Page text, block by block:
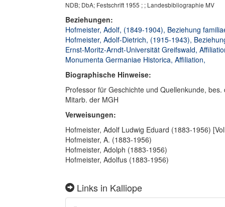
NDB; DbA; Festschrift 1955 ; ; Landesbibliographie MV
Beziehungen:
Hofmeister, Adolf, (1849-1904), Beziehung
Hofmeister, Adolf-Dietrich, (1915-1943),
Ernst-Moritz-Arndt-Universität Greifswald,
Monumenta Germaniae Historica, Affiliation,
Biographische Hinweise:
Professor für Geschichte und Quellenkunde,
Mitarb. der MGH
Verweisungen:
Hofmeister, Adolf Ludwig Eduard (1883-1956)
Hofmeister, A. (1883-1956)
Hofmeister, Adolph (1883-1956)
Hofmeister, Adolfus (1883-1956)
Links in Kalliope